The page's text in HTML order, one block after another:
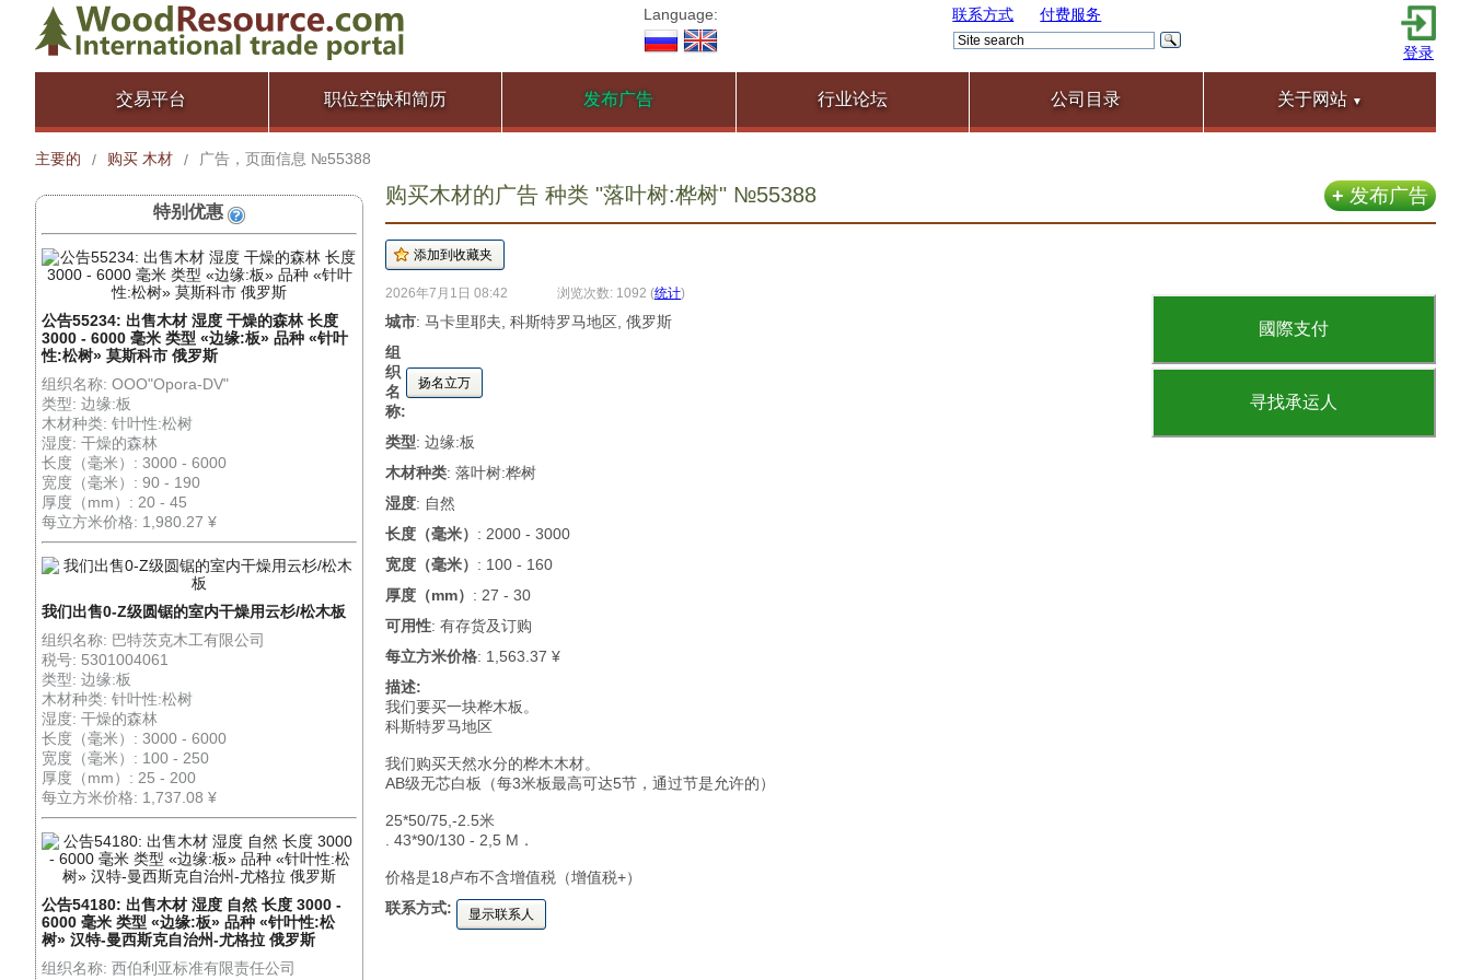
Language: 联系方式 付费服务
登录
交易平台 职位空缺和简历 发布广告 行业论坛 公司目录 关于网站 ▼
主要的 / 购买 木材 / 广告，页面信息 №55388
特别优惠
公告55234: 出售木材 湿度 干燥的森林 长度
3000 - 6000 毫米 类型 «边缘:板» 品种 «针叶
性:松树» 莫斯科市 俄罗斯
组织名称: OOO"Opora-DV"
类型: 边缘:板
木材种类: 针叶性:松树
湿度: 干燥的森林
长度（毫米）: 3000 - 6000
宽度（毫米）: 90 - 190
厚度（mm）: 20 - 45
每立方米价格: 1,980.27 ¥
我们出售0-Z级圆锯的室内干燥用云杉/松木板
组织名称: 巴特茨克木工有限公司
税号: 5301004061
类型: 边缘:板
木材种类: 针叶性:松树
湿度: 干燥的森林
长度（毫米）: 3000 - 6000
宽度（毫米）: 100 - 250
厚度（mm）: 25 - 200
每立方米价格: 1,737.08 ¥
公告54180: 出售木材 湿度 自然 长度 3000 -
6000 毫米 类型 «边缘:板» 品种 «针叶性:松
树» 汉特-曼西斯克自治州-尤格拉 俄罗斯
组织名称: 西伯利亚标准有限责任公司
+发布广告
购买木材的广告 种类 "落叶树:桦树" №55388
國際支付
寻找承运人
2026年7月1日 08:42 浏览次数: 1092 (统计)
城市: 马卡里耶夫, 科斯特罗马地区, 俄罗斯
组
织
名
称:
扬名立万
类型: 边缘:板
木材种类: 落叶树:桦树
湿度: 自然
长度（毫米） : 2000 - 3000
宽度（毫米） : 100 - 160
厚度（mm） : 27 - 30
可用性: 有存货及订购
每立方米价格: 1,563.37 ¥
描述:
我们要买一块桦木板。
科斯特罗马地区
我们购买天然水分的桦木木材。
AB级无芯白板（每3米板最高可达5节，通过节是允许的）
25*50/75,-2.5米
. 43*90/130 - 2,5 M．
价格是18卢布不含增值税（增值税+）
联系方式:
显示联系人